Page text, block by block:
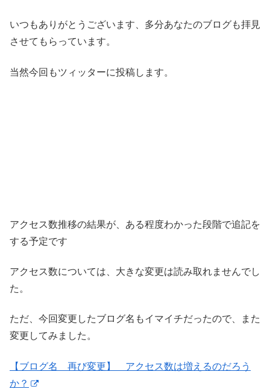
いつもありがとうございます、多分あなたのブログも拝見
させてもらっています。
当然今回もツィッターに投稿します。
アクセス数推移の結果が、ある程度わかった段階で追記を
する予定です
アクセス数については、大きな変更は読み取れませんでし
た。
ただ、今回変更したブログ名もイマイチだったので、また
変更してみました。
【ブログ名 再び変更】 アクセス数は増えるのだろう
か？